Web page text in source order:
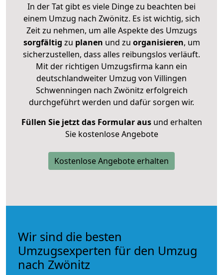
In der Tat gibt es viele Dinge zu beachten bei
einem Umzug nach Zwönitz. Es ist wichtig, sich
Zeit zu nehmen, um alle Aspekte des Umzugs
sorgfältig zu planen und zu organisieren, um
sicherzustellen, dass alles reibungslos verläuft.
Mit der richtigen Umzugsfirma kann ein
deutschlandweiter Umzug von Villingen
Schwenningen nach Zwönitz erfolgreich
durchgeführt werden und dafür sorgen wir.
Füllen Sie jetzt das Formular ausund erhalten
Sie kostenlose Angebote
Kostenlose Angebote erhalten
Wir sind die besten
Umzugsexperten für den Umzug
nach Zwönitz